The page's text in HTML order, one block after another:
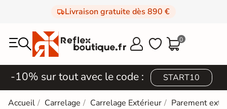
Livraison gratuite dès 890 €
  0
-10% sur tout avec le code : START10
Accueil Carrelage Carrelage Extérieur Parement